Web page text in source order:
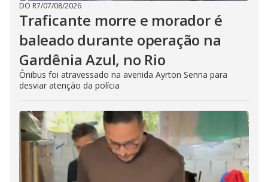
DO R7/07/08/2026
Traficante morre e morador é
baleado durante operação na
Gardênia Azul, no Rio
Ônibus foi atravessado na avenida Ayrton Senna para
desviar atenção da polícia